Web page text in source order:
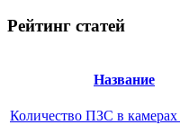
Рейтинг статей
Название
Количество ПЗС в